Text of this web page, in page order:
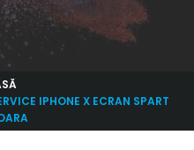
IPHONE X ECRAN SPART